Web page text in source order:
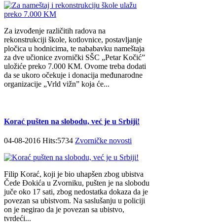
Za izvođenje različitih radova na
rekonstrukciji škole, kotlovnice, postavljanje
pločica u hodnicima, te nababavku nameštaja
za dve učionice zvornički SŠC „Petar Kočić”
uložiće preko 7.000 KM. Ovome treba dodati
da se ukoro očekuje i donacija međunarodne
organizacije „Vrld vižn” koja će...
Korać pušten na slobodu, već je u Srbiji!
04-08-2016 Hits:5734 Zvorničke novosti
Filip Korać, koji je bio uhapšen zbog ubistva
Čede Đokića u Zvorniku, pušten je na slobodu
juče oko 17 sati, zbog nedostatka dokaza da je
povezan sa ubistvom. Na saslušanju u policiji
on je negirao da je povezan sa ubistvo,
tvrdeći...